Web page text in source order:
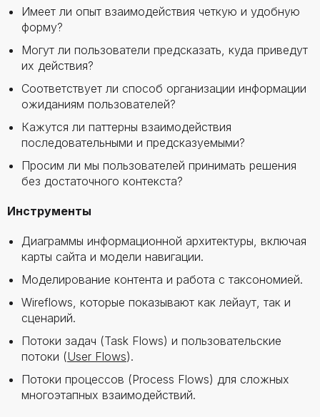
Имеет ли опыт взаимодействия четкую и удобную
форму?
Могут ли пользователи предсказать, куда приведут
их действия?
Соответствует ли способ организации информации
ожиданиям пользователей?
Кажутся ли паттерны взаимодействия
последовательными и предсказуемыми?
Просим ли мы пользователей принимать решения
без достаточного контекста?
Инструменты
Диаграммы информационной архитектуры, включая
карты сайта и модели навигации.
Моделирование контента и работа с таксономией.
Wireflows, которые показывают как лейаут, так и
сценарий.
Потоки задач (Task Flows) и пользовательские
потоки (User Flows).
Потоки процессов (Process Flows) для сложных
многоэтапных взаимодействий.